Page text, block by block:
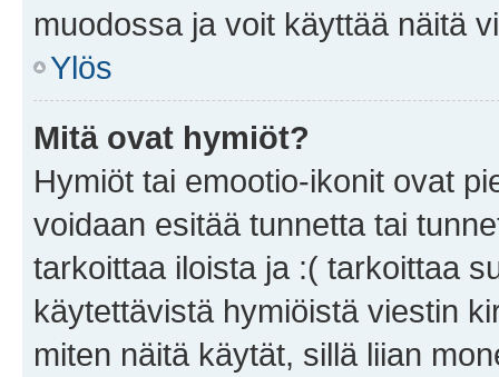
muodossa ja voit käyttää näitä
Ylös
Mitä ovat hymiöt?
Hymiöt tai emootio-ikonit ovat
voidaan esitää tunnetta tai
tarkoittaa iloista ja :( tarkoittaa
käytettävistä hymiöistä viestin
miten näitä käytät, sillä liian